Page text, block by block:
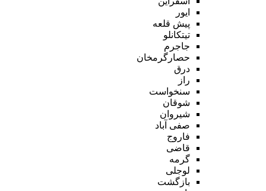
ایور
پیش قلعه
تیتکانلو
جاجرم
حصارگرمخان
درق
راز
سنخواست
شوقان
شیروان
صفی آباد
فاروج
قاضی
گرمه
لوجلی
بازگشت